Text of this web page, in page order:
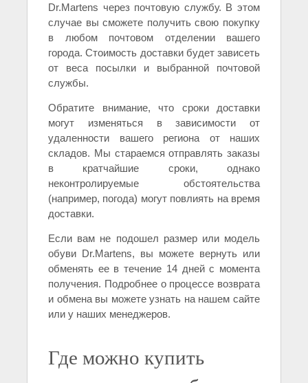
Dr.Martens через почтовую службу. В этом
случае вы сможете получить свою покупку
в любом почтовом отделении вашего
города. Стоимость доставки будет зависеть
от веса посылки и выбранной почтовой
службы.
Обратите внимание, что сроки доставки
могут изменяться в зависимости от
удаленности вашего региона от наших
складов. Мы стараемся отправлять заказы
в кратчайшие сроки, однако
неконтролируемые обстоятельства
(например, погода) могут повлиять на время
доставки.
Если вам не подошел размер или модель
обуви Dr.Martens, вы можете вернуть или
обменять ее в течение 14 дней с момента
получения. Подробнее о процессе возврата
и обмена вы можете узнать на нашем сайте
или у наших менеджеров.
Где можно купить